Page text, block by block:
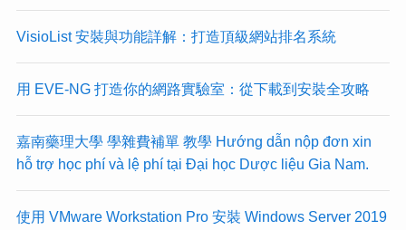
VisioList 安裝與功能詳解：打造頂級網站排名系統
用 EVE-NG 打造你的網路實驗室：從下載到安裝全攻略
嘉南藥理大學 學雜費補單 教學 Hướng dẫn nộp đơn xin
hỗ trợ học phí và lệ phí tại Đại học Dược liệu Gia Nam.
使用 VMware Workstation Pro 安裝 Windows Server 2019